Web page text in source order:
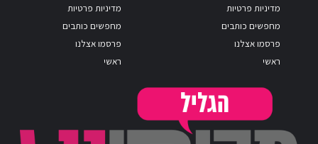
מדיניות פרטיות
מחפשים כותבים
פרסמו אצלנו
ראשי
מדיניות פרטיות
מחפשים כותבים
פרסמו אצלנו
ראשי